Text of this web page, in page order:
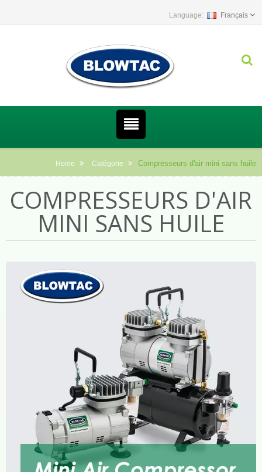
Français
Home Catégorie Compresseurs d'air mini sans huile
COMPRESSEURS D'AIR
MINI SANS HUILE